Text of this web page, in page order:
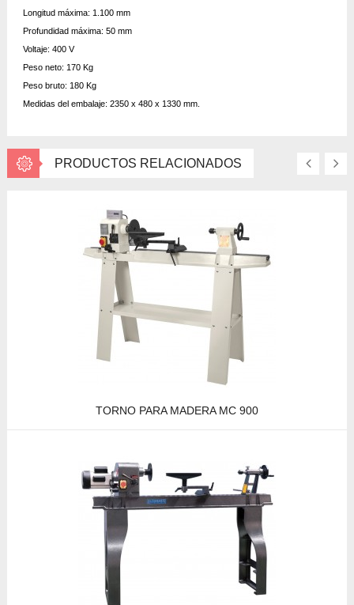
Longitud máxima: 1.100 mm
Profundidad máxima: 50 mm
Voltaje: 400 V
Peso neto: 170 Kg
Peso bruto: 180 Kg
Medidas del embalaje: 2350 x 480 x 1330 mm.
PRODUCTOS RELACIONADOS
TORNO PARA MADERA MC 900